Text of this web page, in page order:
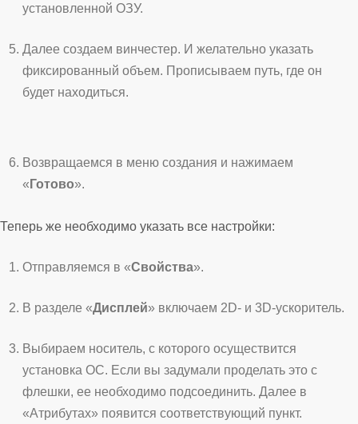
установленной ОЗУ.
Далее создаем винчестер. И желательно указать
фиксированный объем. Прописываем путь, где он
будет находиться.
Возвращаемся в меню создания и нажимаем
« Готово».
Теперь же необходимо указать все настройки:
Отправляемся в «Свойства».
В разделе «Дисплей» включаем 2D- и 3D-ускоритель.
Выбираем носитель, с которого осуществится
установка ОС. Если вы задумали проделать это с
флешки, ее необходимо подсоединить. Далее в
«Атрибутах» появится соответствующий пункт.